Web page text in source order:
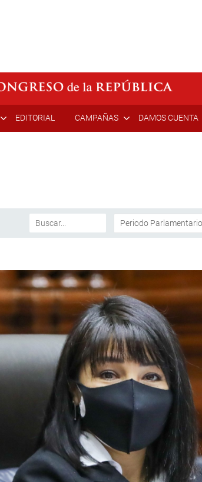
EDITORIAL CAMPAÑAS DAMOS CUENTA